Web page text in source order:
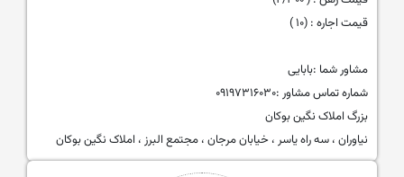
قیمت اجاره : (۱۰ )
مشاور شما :بابایی
شماره تماس مشاور :۰۹۱۹۷۳۱۶۰۳۰
بزرگ املاک نگین بوکان
نیاوران ، سه راه یاسر ، خیابان مرجان ، مجتمع البرز ، املاک نگین بوکان